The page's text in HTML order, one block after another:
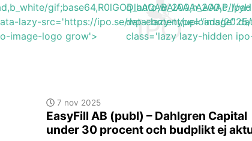
gif;base64,R0lGODlhAQABAIAAAAAAAP///
lazy-src='https://ipo.se/wp-content/uploads/2025/
image-logo grow'>
7 nov 2025
EasyFill AB (publ) – Dahlgren Capital
under 30 procent och budplikt ej
data-lazy-type="image"
class='lazy lazy-hidden